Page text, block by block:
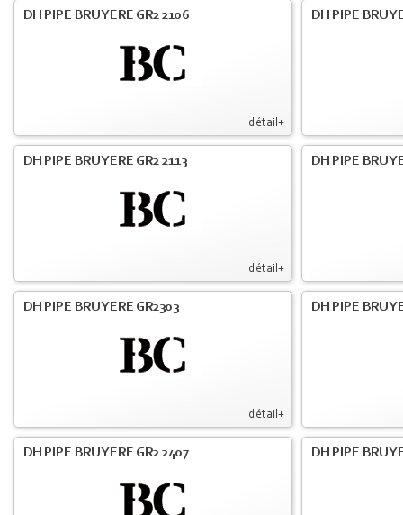
détail+
DH PIPE BRUYERE GR2 2106 DH PIPE
détail+
DH PIPE BRUYERE GR2 2113 DH PIPE
détail+
DH PIPE BRUYERE GR2303 DH PIPE
DH PIPE BRUYERE GR2 2407 DH PIPE